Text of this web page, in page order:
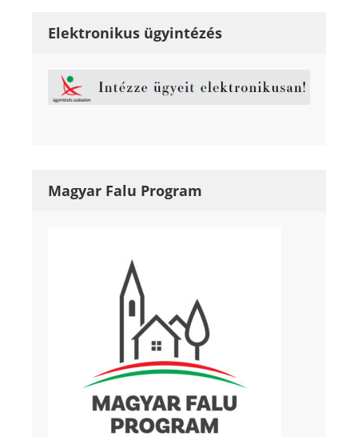
Elektronikus ügyintézés
Magyar Falu Program